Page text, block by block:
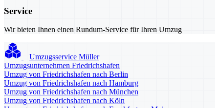
Service
Wir bieten Ihnen einen Rundum-Service für Ihren Umzug
Umzugsservice Müller
Umzugsunternehmen Friedrichshafen
Umzug von Friedrichshafen nach Berlin
Umzug von Friedrichshafen nach Hamburg
Umzug von Friedrichshafen nach München
Umzug von Friedrichshafen nach Köln